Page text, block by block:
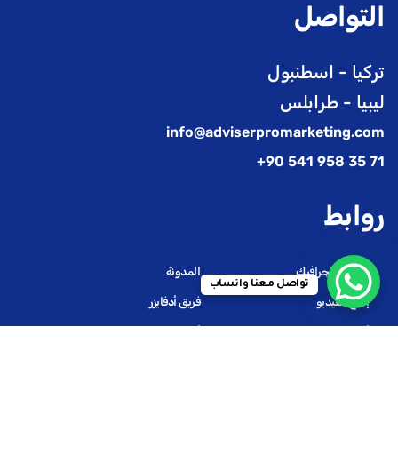
التواصل
تركيا - اسطنبول
ليبيا - طرابلس
info@adviserpromarketing.com
71 35 958 541 90+
روابط
تصميم الجرافيك
إنتاج الفيديو
المدونة
فريق أدفايزر
تواصل معنا واتساب